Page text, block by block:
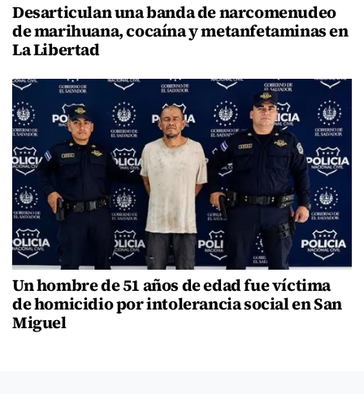
Desarticulan una banda de narcomenudeo
de marihuana, cocaína y metanfetaminas en
La Libertad
Un hombre de 51 años de edad fue víctima
de homicidio por intolerancia social en San
Miguel